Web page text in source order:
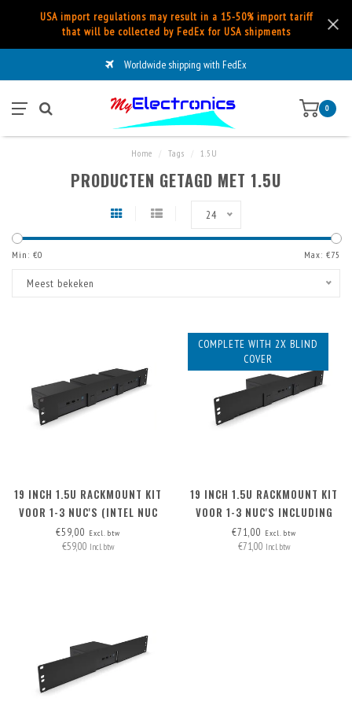
USA import regulations may result in a 15-50% import tariff
that will be collected by FedEx for USA shipments
Worldwide shipping with FedEx
0
Home Tags 1.5U
PRODUCTEN GETAGD MET 1.5U
24
Min: €0 Max: €75
Meest bekeken
19 INCH 1.5U RACKMOUNT KIT
VOOR 1-3 NUC'S (INTEL NUC
MINIPC)
€59,00 Excl. btw
€59,00 Incl. btw
COMPLETE WITH 2X BLIND
COVER
19 INCH 1.5U RACKMOUNT KIT
VOOR 1-3 NUC'S INCLUDING
2X BLIND COVER
€71,00 Excl. btw
€71,00 Incl. btw